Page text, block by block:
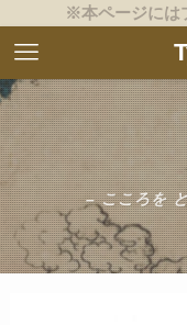
※本ページには
– こころを